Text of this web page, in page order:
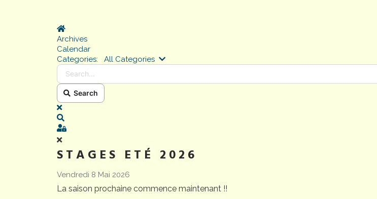
Home
Archives
Calendar
Categories:
All Categories Search...
Search
x
Sign In
STAGES ETÉ 2026
Vendredi 8 Mai 2026
La saison prochaine commence maintenant !!